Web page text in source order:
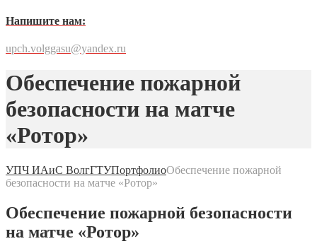
Напишите нам:
upch.volggasu@yandex.ru
Обеспечение пожарной
безопасности на матче
«Ротор»
УПЧ ИАиС ВолгГТУПортфолиоОбеспечение пожарной
безопасности на матче «Ротор»
Обеспечение пожарной безопасности
на матче «Ротор»